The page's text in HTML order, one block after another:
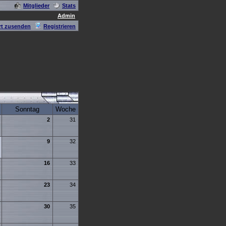
Mitglieder
Stats
Admin
zusenden
Registrieren
Sonntag Woche
2 31
9 32
16 33
23 34
30 35